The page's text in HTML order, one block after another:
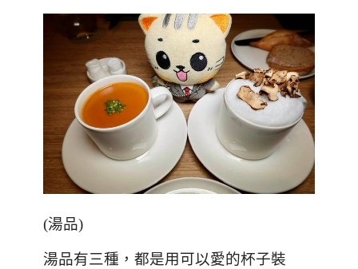
(湯品)
湯品有三種，都是用可以愛的杯子裝